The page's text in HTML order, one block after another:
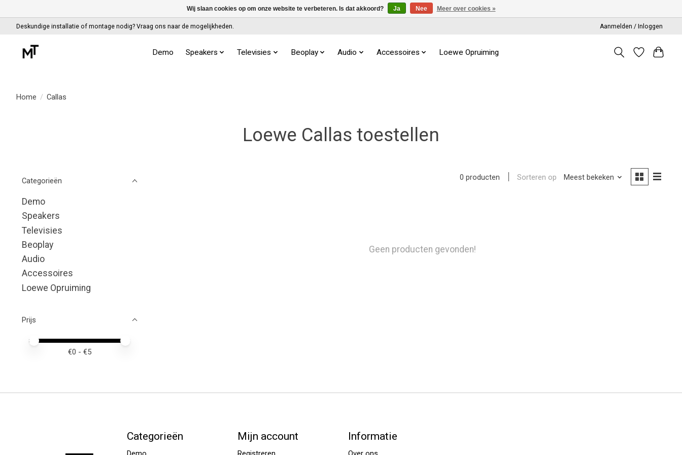
Deskundige installatie of montage nodig? Vraag ons naar de mogelijkheden. Aanmelden / Inloggen
Demo Speakers Televisies Beoplay Audio Accessoires Loewe Opruiming
Home / Callas
Loewe Callas toestellen
Categorieën
Demo
Speakers
Televisies
Beoplay
Audio
Accessoires
Loewe Opruiming
Prijs
Minimale prijswaarde
Price maximum value
€0 - €5
0 producten Sorteren op Meest bekeken
Geen producten gevonden!
Categorieën Mijn account Informatie
Wij slaan cookies op om onze website te verbeteren. Is dat akkoord? Ja Nee Meer over cookies »